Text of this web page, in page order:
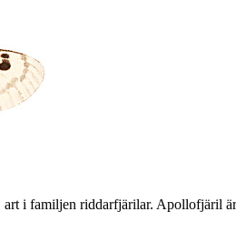
art i familjen riddarfjärilar. Apollofjäril